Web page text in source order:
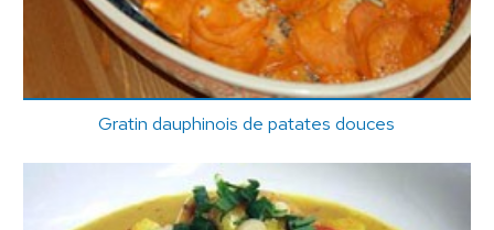
Gratin dauphinois de patates douces